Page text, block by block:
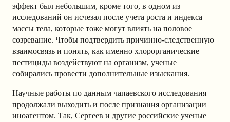
эффект был небольшим, кроме того, в одном из
исследований он исчезал после учета роста и индекса
массы тела, которые тоже могут влиять на половое
созревание. Чтобы подтвердить причинно-следственную
взаимосвязь и понять, как именно хлорорганические
пестициды воздействуют на организм, ученые
собирались провести дополнительные изыскания.
Научные работы по данным чапаевского исследования
продолжали выходить и после признания организации
иноагентом. Так, Сергеев и другие российские ученые